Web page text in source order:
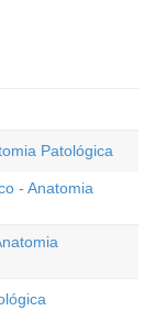
Patológica
- Anatomia